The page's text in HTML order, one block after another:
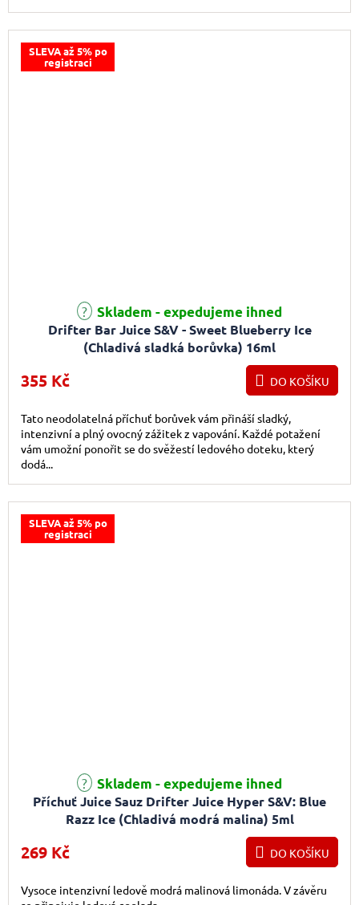
SLEVA až 5% po
registraci
Drifter Bar Juice S&V - Sweet Blueberry Ice
(Chladivá sladká borůvka) 16ml
Skladem - expedujeme ihned
355 Kč DO KOŠÍKU
Tato neodolatelná příchuť borůvek vám přináší sladký,
intenzivní a plný ovocný zážitek z vapování. Každé potažení
vám umožní ponořit se do svěžestí ledového doteku, který
dodá...
SLEVA až 5% po
registraci
Příchuť Juice Sauz Drifter Juice Hyper S&V: Blue
Razz Ice (Chladivá modrá malina) 5ml
Skladem - expedujeme ihned
269 Kč DO KOŠÍKU
Vysoce intenzivní ledově modrá malinová limonáda. V závěru